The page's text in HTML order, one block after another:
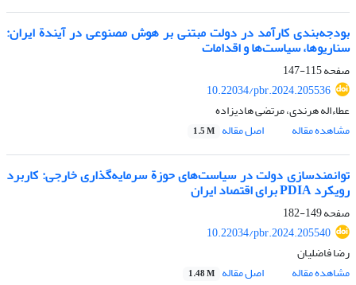
بودجه‌‎بندی کارآمد در دولت مبتنی بر هوش مصنوعی در آیندة ایران:
سناریوها، سیاست‏‌ها و اقدامات
صفحه115-147
10.22034/pbr.2024.205536
عطاءاله هرندی، مرتضی هادیزاده
مشاهده مقاله
اصل مقاله 1.5 M
توانمندسازی دولت در سیاست‏‌های حوزة سرمایه‏‌گذاری خارجی: کاربرد
رویکرد PDIA برای اقتصاد ایران
صفحه149-182
10.22034/pbr.2024.205540
رضا فاضلیان
مشاهده مقاله
اصل مقاله 1.48 M